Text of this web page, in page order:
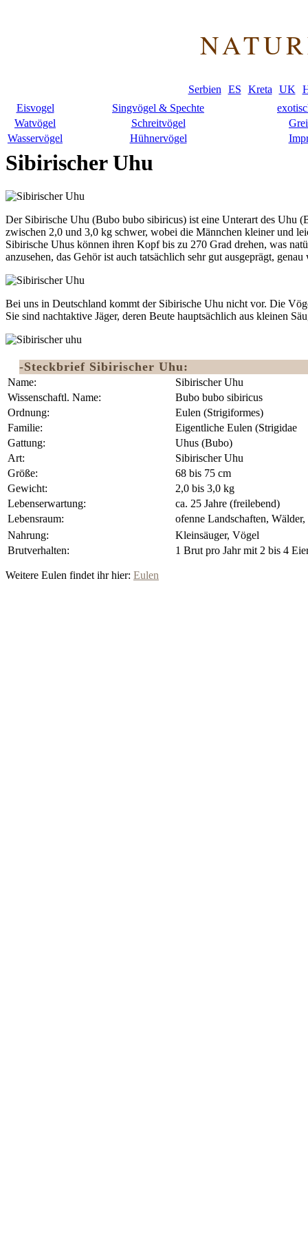
Serbien ES Kreta UK
Eisvogel
Singvögel & Spechte
Watvögel
Schreitvögel
Wasservögel
Hühnervögel
Sibirischer Uhu
Der Sibirische Uhu (Bubo bubo sibiricus) ist eine Unterart des Uhu
zwischen 2,0 und 3,0 kg schwer, wobei die Männchen kleiner und
Sibirische Uhus können ihren Kopf bis zu 270 Grad drehen, was
anzusehen, das Gehör ist auch tatsächlich sehr gut ausgeprägt,
Bei uns in Deutschland kommt der Sibirische Uhu nicht vor. Die
Sie sind nachtaktive Jäger, deren Beute hauptsächlich aus kleinen
-Steckbrief Sibirischer Uhu:
Name:
Sibirischer Uhu
Wissenschaftl. Name:
Bubo bubo sibiricus
Ordnung:
Eulen (Strigiformes) ‎
Familie:
Eigentliche Eulen (Strigidae
Gattung:
Uhus (Bubo)
Art:
Sibirischer Uhu
Größe:
68 bis 75 cm
Gewicht:
2,0 bis 3,0 kg
Lebenserwartung:
ca. 25 Jahre (freilebend)
Lebensraum:
ofenne Landschaften,
Nahrung:
Kleinsäuger, Vögel
Brutverhalten:
1 Brut pro Jahr mit 2 bis 4
Weitere Eulen findet ihr hier: Eulen